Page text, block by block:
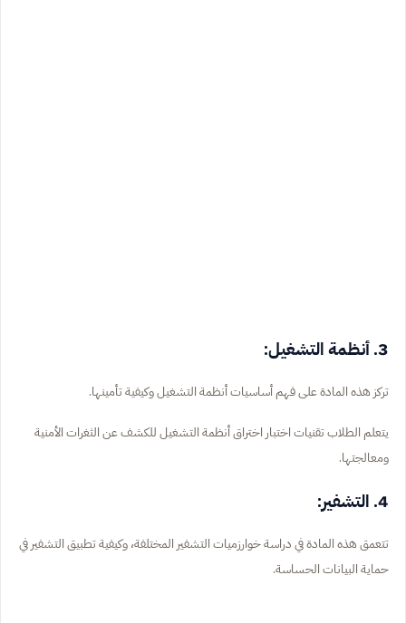
3. أنظمة التشغيل:
تركز هذه المادة على فهم أساسيات أنظمة التشغيل وكيفية تأمينها.
يتعلم الطلاب تقنيات اختبار اختراق أنظمة التشغيل للكشف عن الثغرات الأمنية
ومعالجتها.
4. التشفير:
تتعمق هذه المادة في دراسة خوارزميات التشفير المختلفة، وكيفية تطبيق التشفير في
حماية البيانات الحساسة.